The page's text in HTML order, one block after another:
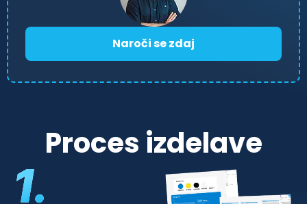
Naroči se zdaj
Proces izdelave